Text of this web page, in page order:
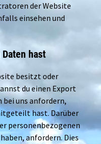
der Website
einsehen und
hast
besitzt oder
du einen Export
bei uns anfordern,
hast. Darüber
personenbezogenen
anfordern. Dies